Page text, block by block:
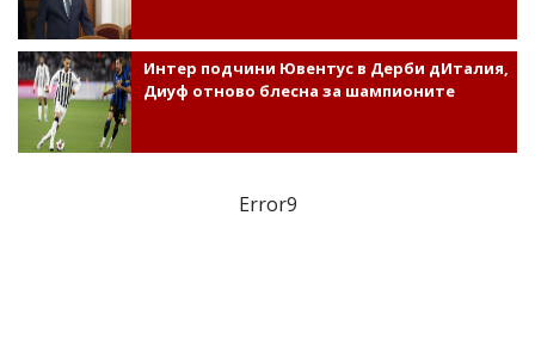
Интер подчини Ювентус в Дерби дИталия,
Диуф отново блесна за шампионите
Error9